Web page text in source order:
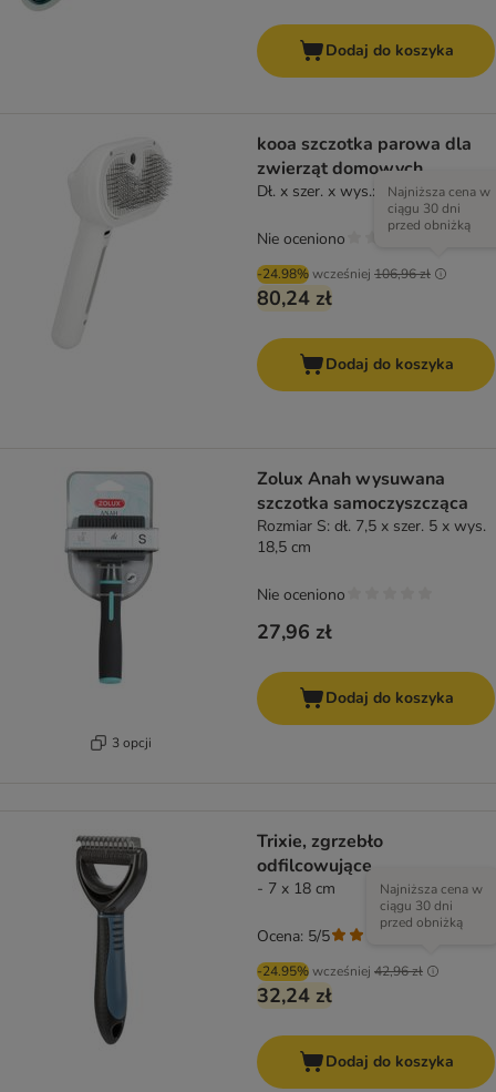
Dodaj do koszyka
kooa szczotka parowa dla
zwierząt domowych
Dł. x szer. x wys.: 20 x 12 x 7 cm
-24.98%wcześniej 106,96 zł
Najniższa cena w
ciągu 30 dni
przed obniżką
80,24 zł
Nie oceniono
Dodaj do koszyka
3 opcji
Zolux Anah wysuwana
szczotka samoczyszcząca
Rozmiar S: dł. 7,5 x szer. 5 x wys.
18,5 cm
27,96 zł
Nie oceniono
Dodaj do koszyka
Trixie, zgrzebło
odfilcowujące
- 7 x 18 cm
-24.95%wcześniej 42,96 zł
Najniższa cena w
ciągu 30 dni
przed obniżką
32,24 zł
Ocena: 5/5
Dodaj do koszyka